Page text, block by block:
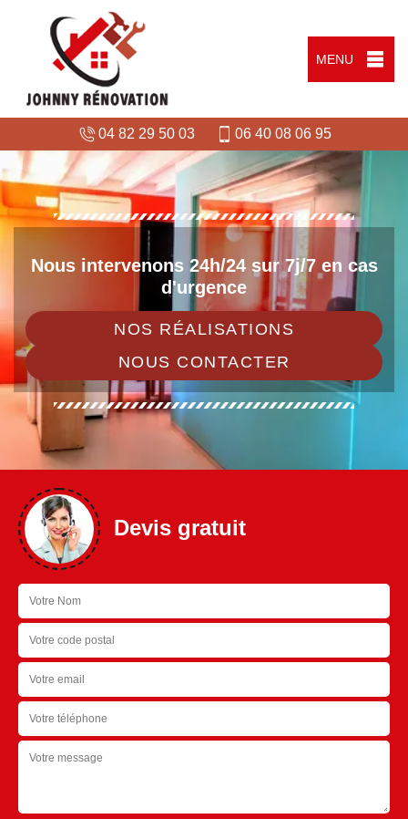
MENU
04 82 29 50 03 06 40 08 06 95
Nous intervenons 24h/24 sur 7j/7 en cas
d'urgence
NOS RÉALISATIONS
NOUS CONTACTER
Devis gratuit